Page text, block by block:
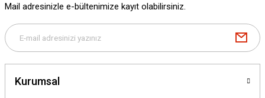
Bu ürüne benzer farklı alternatifler olmalı.
Mail adresinizle e-bültenimize kayıt olabilirsiniz.
Kurumsal